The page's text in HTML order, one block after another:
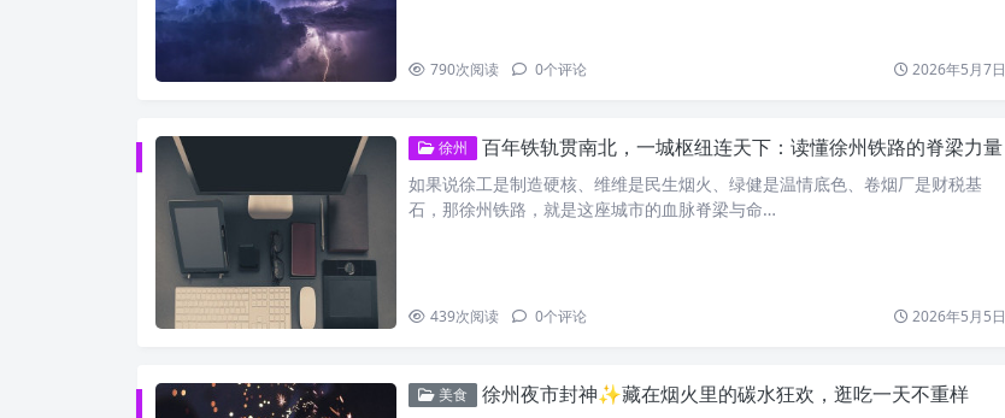
790次阅读 0个评论 2026年5月7日
徐州 百年铁轨贯南北，一城枢纽连天下：读懂徐州铁路的脊梁力量
如果说徐工是制造硬核、维维是民生烟火、绿健是温情底色、卷烟厂是财税基
石，那徐州铁路，就是这座城市的血脉脊梁与命…
439次阅读 0个评论 2026年5月5日
美食 徐州夜市封神✨藏在烟火里的碳水狂欢，逛吃一天不重样